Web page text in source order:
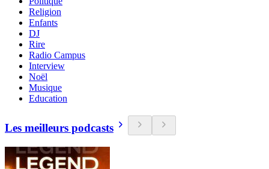
Religion
Enfants
DJ
Rire
Radio Campus
Interview
Noël
Musique
Education
Les meilleurs podcasts